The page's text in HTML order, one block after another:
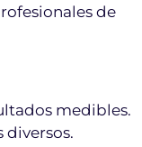
de
medibles.
diversos.